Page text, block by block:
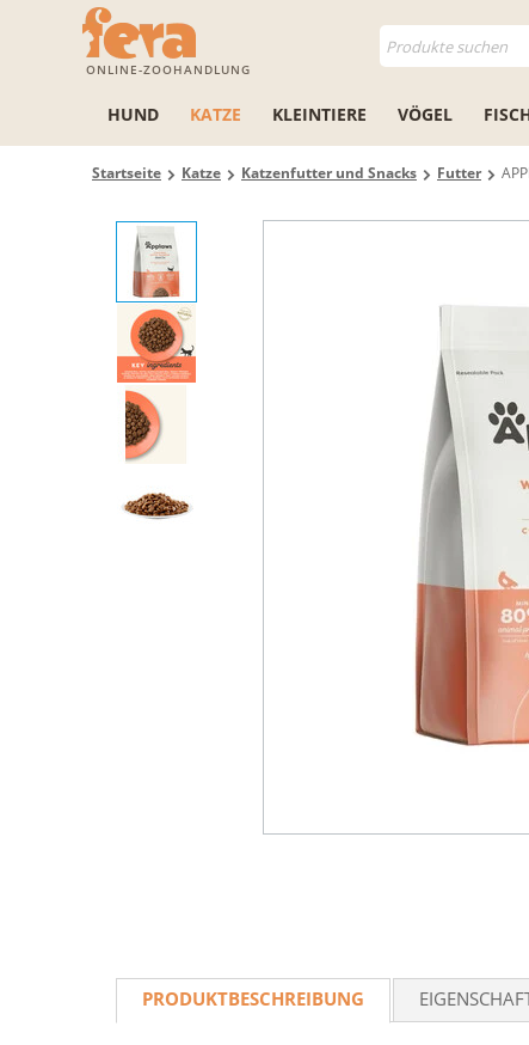
ONLINE-ZOOHANDLUNG
HUND KATZE KLEINTIERE VÖGEL
Startseite Katze Katzenfutter und Snacks Futter
PRODUKTBESCHREIBUNG